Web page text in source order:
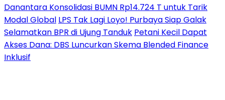
Danantara Konsolidasi BUMN Rp14.724 T untuk Tarik
Modal Global LPS Tak Lagi Loyo! Purbaya Siap Galak
Selamatkan BPR di Ujung Tanduk Petani Kecil Dapat
Akses Dana: DBS Luncurkan Skema Blended Finance
Inklusif